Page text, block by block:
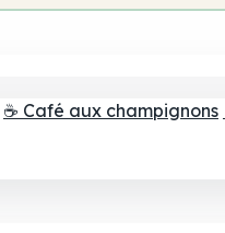
☕ Café aux champignons